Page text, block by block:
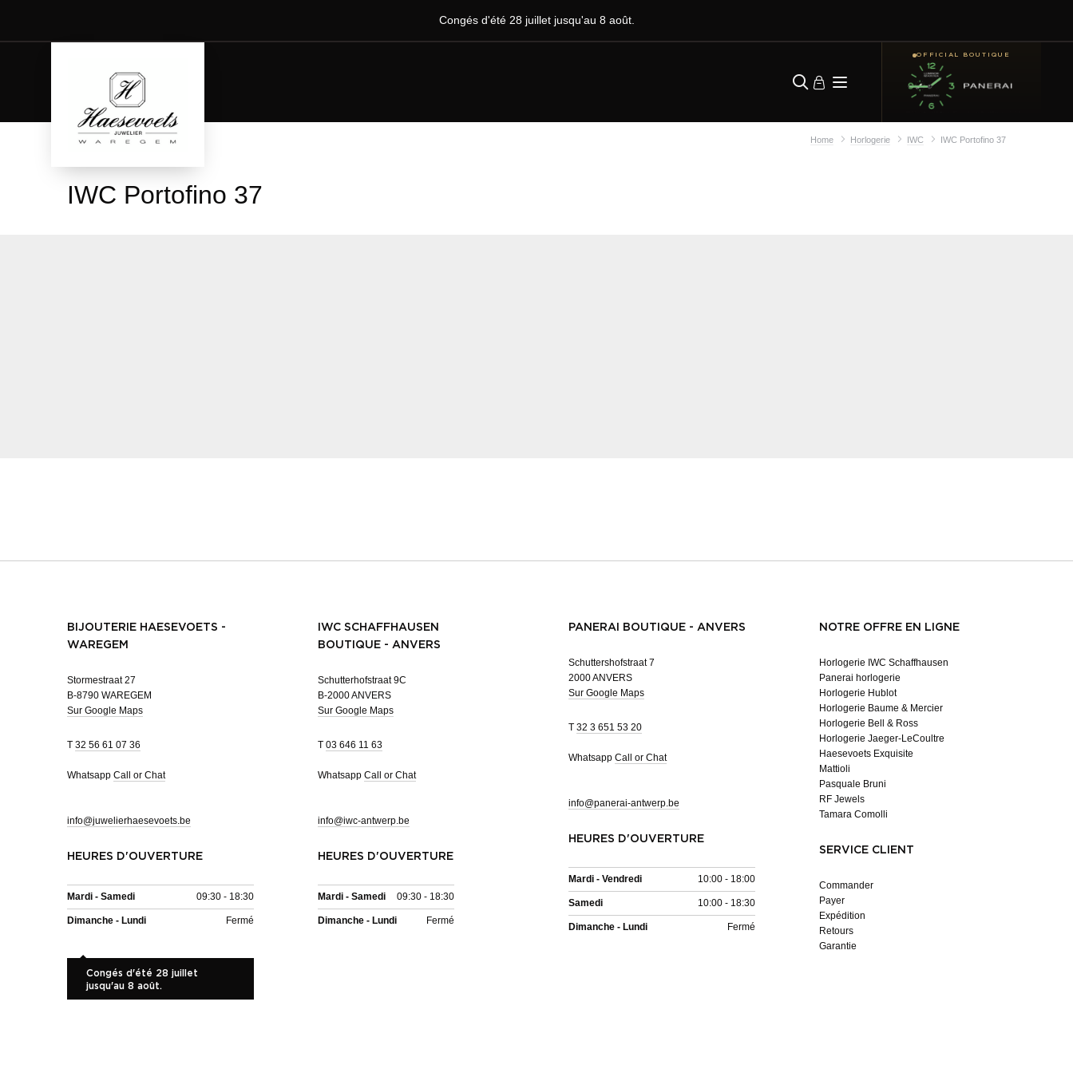
Congés d'été 28 juillet jusqu'au 8 août.
OFFICIAL BOUTIQUE
Home Horlogerie IWC IWC Portofino 37
IWC Portofino 37
BIJOUTERIE HAESEVOETS -
WAREGEM
Stormestraat 27
B-8790 WAREGEM
Sur Google Maps
T 32 56 61 07 36
Whatsapp Call or Chat
info@juwelierhaesevoets.be
HEURES D'OUVERTURE
Mardi - Samedi 09:30 - 18:30
Dimanche - Lundi Fermé
Congés d'été 28 juillet
jusqu'au 8 août.
IWC SCHAFFHAUSEN
BOUTIQUE - ANVERS
Schutterhofstraat 9C
B-2000 ANVERS
Sur Google Maps
T 03 646 11 63
Whatsapp Call or Chat
info@iwc-antwerp.be
HEURES D'OUVERTURE
Mardi - Samedi 09:30 - 18:30
Dimanche - Lundi Fermé
PANERAI BOUTIQUE - ANVERS
Schuttershofstraat 7
2000 ANVERS
Sur Google Maps
T 32 3 651 53 20
Whatsapp Call or Chat
info@panerai-antwerp.be
HEURES D'OUVERTURE
Mardi - Vendredi 10:00 - 18:00
Samedi 10:00 - 18:30
Dimanche - Lundi Fermé
NOTRE OFFRE EN LIGNE
Horlogerie IWC Schaffhausen
Panerai horlogerie
Horlogerie Hublot
Horlogerie Baume & Mercier
Horlogerie Bell & Ross
Horlogerie Jaeger-LeCoultre
Haesevoets Exquisite
Mattioli
Pasquale Bruni
RF Jewels
Tamara Comolli
SERVICE CLIENT
Commander
Payer
Expédition
Retours
Garantie